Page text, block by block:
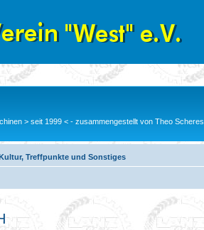
> seit 1999 < - zusammengestellt von Theo Scheres
Treffpunkte und Sonstiges